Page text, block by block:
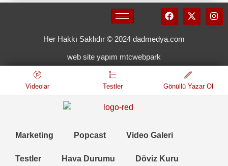
Her Hakkı Saklıdır © 2024 dadmedya.com
web site yapım mtcwebpark
Videolar Testler Gönüllü Yazar Ol
Marketing Popcast Video Galeri
Testler Hava Durumu Döviz Kuru